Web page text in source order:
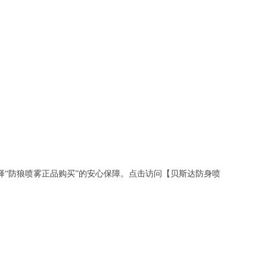
防狼喷雾正品购买”的安心保障。点击访问【贝斯达防身喷